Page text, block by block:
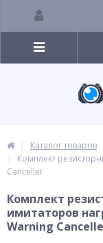
Каталог товаров
Комплект
Canceller
Комплект
имитаторов
Warning